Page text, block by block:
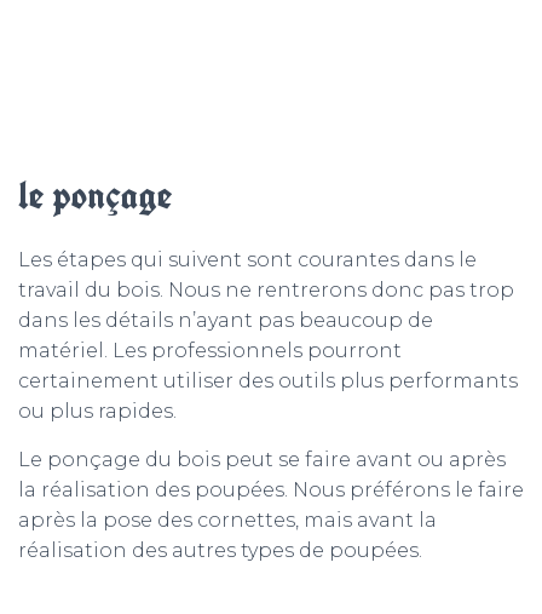
le ponçage
Les étapes qui suivent sont courantes dans le
travail du bois. Nous ne rentrerons donc pas trop
dans les détails n’ayant pas beaucoup de
matériel. Les professionnels pourront
certainement utiliser des outils plus performants
ou plus rapides.
Le ponçage du bois peut se faire avant ou après
la réalisation des poupées. Nous préférons le faire
après la pose des cornettes, mais avant la
réalisation des autres types de poupées.